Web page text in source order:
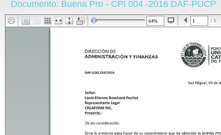
Documento: Buena Pro - CPI 004 -2016 DAF-PUCP
/ 1